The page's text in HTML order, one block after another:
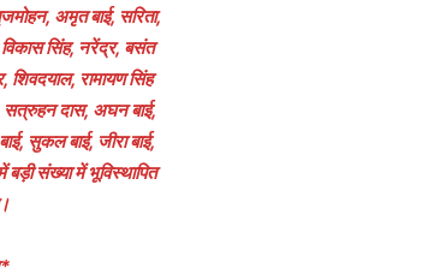
अमृत बाई, सरिता,
विकास सिंह, नरेंद्र, बसंत
शिवदयाल, रामायण सिंह
दास, अघन बाई,
सुकल बाई, जीरा बाई,
बड़ी संख्या में भूविस्थापित